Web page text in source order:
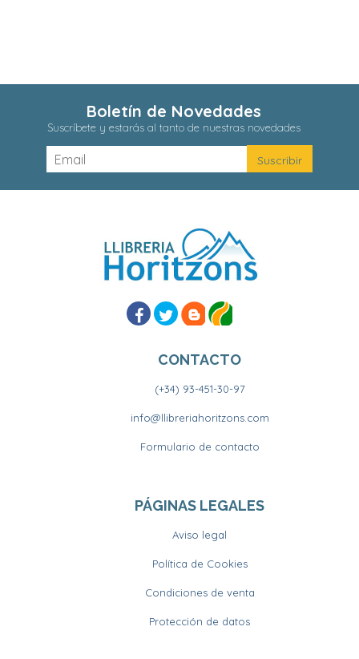
Boletín de Novedades
Suscríbete y estarás al tanto de nuestras novedades
CONTACTO
(+34) 93-451-30-97
info@llibreriahoritzons.com
Formulario de contacto
PÁGINAS LEGALES
Aviso legal
Política de Cookies
Condiciones de venta
Protección de datos